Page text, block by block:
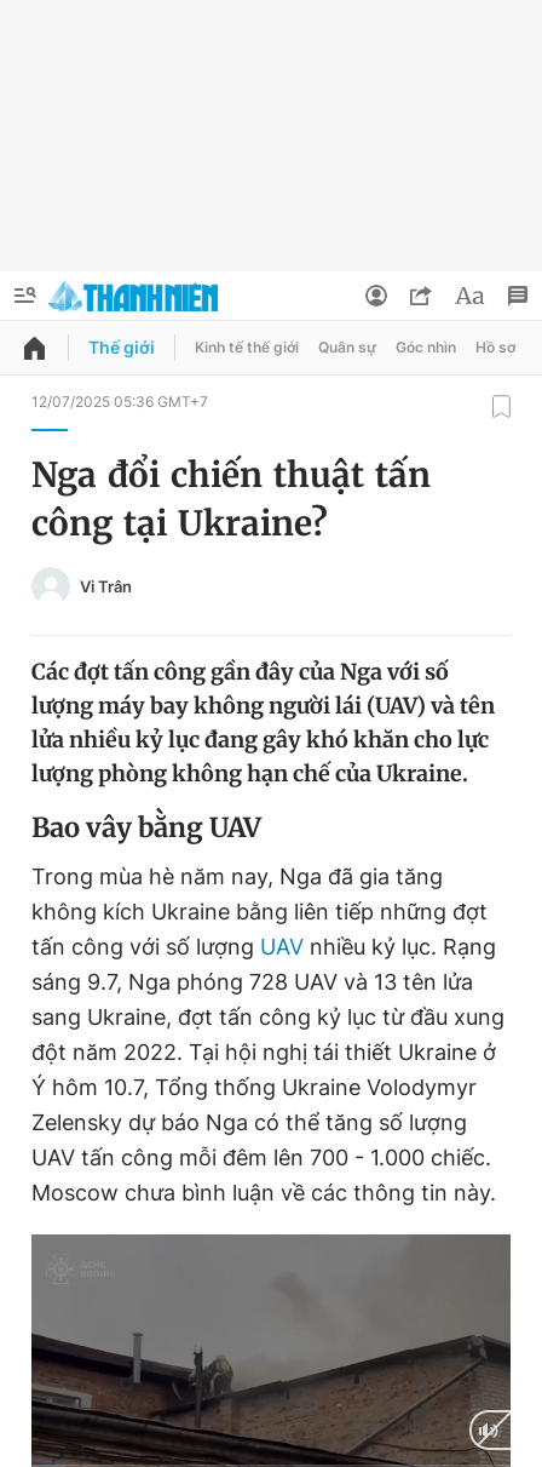
QUẢNG CÁO
Chuyên mục
Chuyên mục khác
Tin thị trường Tin 360
Video Magazine
Sản phẩm khác
Tiện ích Bạn cần biết
Thông tin tòa soạn Liên hệ quảng cáo
Đọc Thanh Niên trên điện thoại
Hotline
0906 645 777
Liên hệ quảng cáo
0908 780 404
Đổi mật khẩu
Tin đã lưu
Tin đã xem
Đăng xuất
Thế giới Kinh tế thế giới Quân sự Góc nhìn Hồ sơ
12/07/2025 05:36 GMT+7
Nga đổi chiến thuật tấn
công tại Ukraine?
Vi Trân
Các đợt tấn công gần đây của Nga với số
lượng máy bay không người lái (UAV) và tên
lửa nhiều kỷ lục đang gây khó khăn cho lực
lượng phòng không hạn chế của Ukraine.
Bao vây bằng UAV
Trong mùa hè năm nay, Nga đã gia tăng
không kích Ukraine bằng liên tiếp những đợt
tấn công với số lượng UAV nhiều kỷ lục. Rạng
sáng 9.7, Nga phóng 728 UAV và 13 tên lửa
sang Ukraine, đợt tấn công kỷ lục từ đầu xung
đột năm 2022. Tại hội nghị tái thiết Ukraine ở
Ý hôm 10.7, Tổng thống Ukraine Volodymyr
Zelensky dự báo Nga có thể tăng số lượng
UAV tấn công mỗi đêm lên 700 - 1.000 chiếc.
Moscow chưa bình luận về các thông tin này.